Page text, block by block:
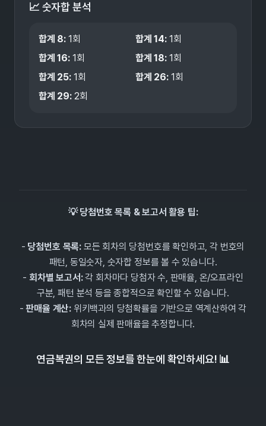
📈 숫자합 분석
합계 8: 1회 합계14: 1회
합계16: 1회 합계18: 1회
합계 25: 1회 합계 26: 1회
합계 29: 2회
💡 당첨번호 목록 & 보고서 활용 팁:
- 당첨번호 목록:모든 회차의 당첨번호를 확인하고, 각 번호의
패턴, 동일숫자, 숫자합 정보를 볼 수 있습니다.
-회차별 보고서:각 회차마다 당첨자 수, 판매율, 온/오프라인
구분, 패턴 분석 등을 종합적으로 확인할 수 있습니다.
-판매율 계산: 위키백과의 당첨확률을 기반으로 역계산하여 각
회차의 실제 판매율을 추정합니다.
연금복권의 모든 정보를 한눈에 확인하세요! 📊